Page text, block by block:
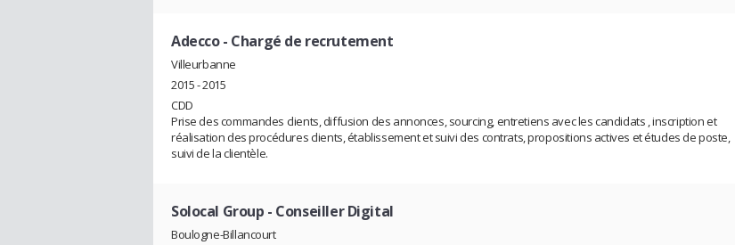
Adecco- Chargé de recrutement
Villeurbanne
2015 - 2015
CDD
Prise des commandes clients, diffusion des annonces, sourcing, entretiens avec les candidats , inscription et
réalisation des procédures clients, établissement et suivi des contrats, propositions actives et études de poste,
suivi de la clientèle.
Solocal Group - Conseiller Digital
Boulogne-Billancourt